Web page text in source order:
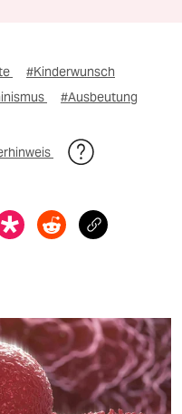
#Kinderwunsch
#Ausbeutung